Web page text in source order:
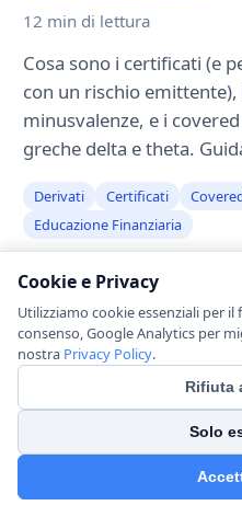
Cookie e Privacy
Utilizziamo cookie essenziali per
consenso, Google Analytics per
nostra Privacy Policy.
Rifiuta
Solo
12 min di lettura
Cosa sono i certificati (e
con un rischio
minusvalenze, e i
greche delta e theta.
Derivati Certificati
Educazione Finanziaria